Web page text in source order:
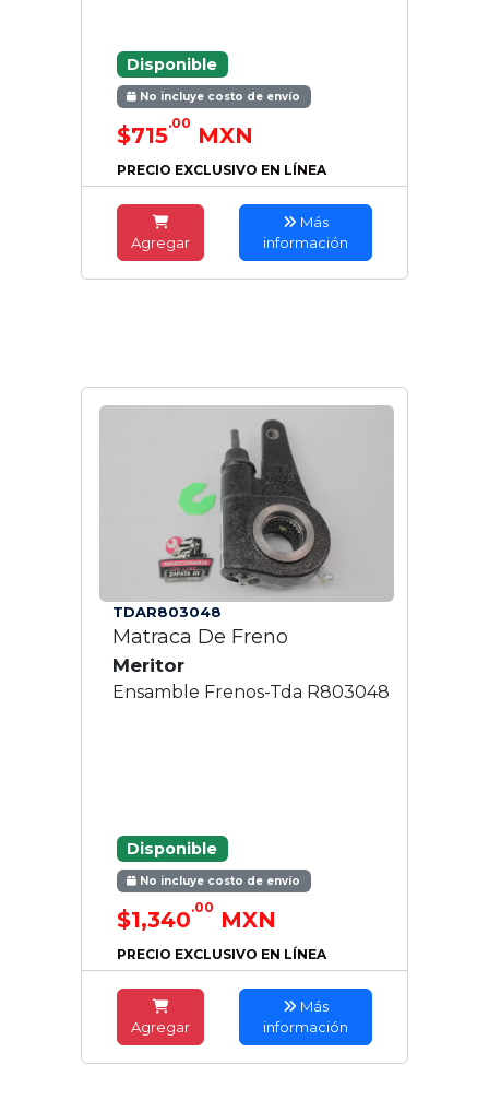
Disponible
No incluye costo de envío
$715.00 MXN
PRECIO EXCLUSIVO EN LÍNEA
Agregar
Más
información
TDAR803048
Matraca De Freno
Meritor
Ensamble Frenos-Tda R803048
Disponible
No incluye costo de envío
$1,340.00 MXN
PRECIO EXCLUSIVO EN LÍNEA
Agregar
Más
información